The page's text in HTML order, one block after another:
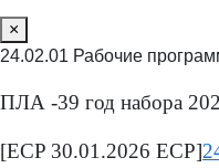
×
24.02.01 Рабочие
ПЛА -39 год набора
[ECP 30.01.2026 ECP]